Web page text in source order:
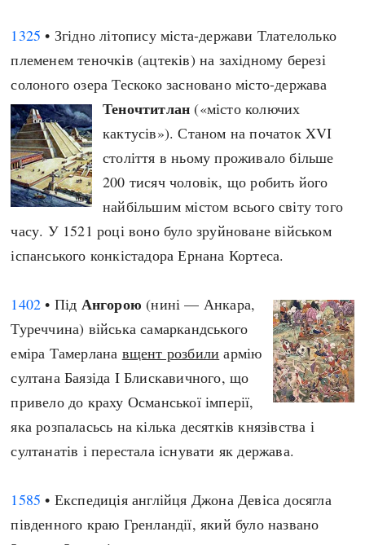
Чудеса світу
Регіони
Австралія
Азія
Америка
А(нта)рктика
Африка
Європа
Індекси
Нові статті
Популярні статті
Всі статті
Визначальні події
#Хештеги
Автори
done
1325 • Згідно літопису міста-держави Тлателолько
племенем теночків (ацтеків) на західному березі
солоного озера Тескоко засновано місто-держава
Теночтитлан («місто колючих
кактусів»). Станом на початок XVI
століття в ньому проживало більше
200 тисяч чоловік, що робить його
найбільшим містом всього світу того
часу. У 1521 році воно було зруйноване військом
іспанського конкістадора Ернана Кортеса.
1402 • Під Ангорою (нині — Анкара,
Туреччина) війська самаркандського
еміра Тамерлана вщент розбили армію
султана Баязіда I Блискавичного, що
привело до краху Османської імперії,
яка розпаласьсь на кілька десятків князівства і
султанатів і перестала існувати як держава.
1585 • Експедиція англійця Джона Девіса досягла
південного краю Гренландії, який було названо